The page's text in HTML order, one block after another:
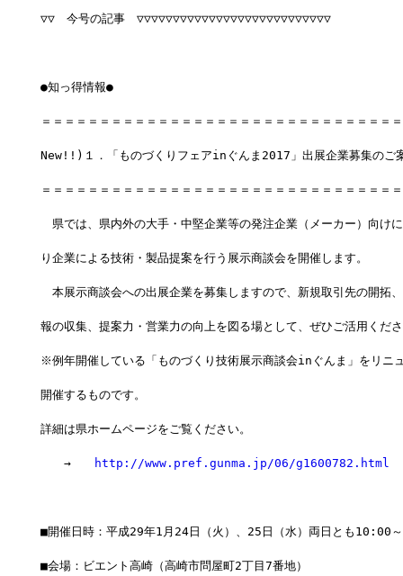
▽▽　今号の記事　▽▽▽▽▽▽▽▽▽▽▽▽▽▽▽▽▽▽▽▽▽▽▽▽▽▽▽
●知っ得情報●
＝＝＝＝＝＝＝＝＝＝＝＝＝＝＝＝＝＝＝＝＝＝＝＝＝＝＝＝＝＝
New!!)１．「ものづくりフェアinぐんま2017」出展企業募集のご
＝＝＝＝＝＝＝＝＝＝＝＝＝＝＝＝＝＝＝＝＝＝＝＝＝＝＝＝＝＝
県では、県内外の大手・中堅企業等の発注企業（メーカー）向け
り企業による技術・製品提案を行う展示商談会を開催します。
本展示商談会への出展企業を募集しますので、新規取引先の開拓
報の収集、提案力・営業力の向上を図る場として、ぜひご活用くだ
※例年開催している「ものづくり技術展示商談会inぐんま」をリニ
開催するものです。
詳細は県ホームページをご覧ください。
→ http://www.pref.gunma.jp/06/g1600782.html
■開催日時：平成29年1月24日（火）、25日（水）両日とも10:00
■会場：ビエント高崎（高崎市問屋町2丁目7番地）